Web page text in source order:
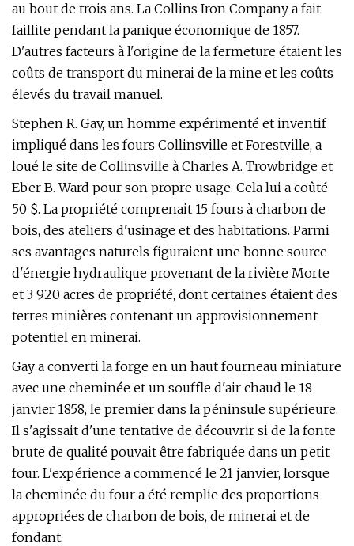
au bout de trois ans. La Collins Iron Company a fait
faillite pendant la panique économique de 1857.
D'autres facteurs à l'origine de la fermeture étaient les
coûts de transport du minerai de la mine et les coûts
élevés du travail manuel.
Stephen R. Gay, un homme expérimenté et inventif
impliqué dans les fours Collinsville et Forestville, a
loué le site de Collinsville à Charles A. Trowbridge et
Eber B. Ward pour son propre usage. Cela lui a coûté
50 $. La propriété comprenait 15 fours à charbon de
bois, des ateliers d'usinage et des habitations. Parmi
ses avantages naturels figuraient une bonne source
d'énergie hydraulique provenant de la rivière Morte
et 3 920 acres de propriété, dont certaines étaient des
terres minières contenant un approvisionnement
potentiel en minerai.
Gay a converti la forge en un haut fourneau miniature
avec une cheminée et un souffle d'air chaud le 18
janvier 1858, le premier dans la péninsule supérieure.
Il s'agissait d'une tentative de découvrir si de la fonte
brute de qualité pouvait être fabriquée dans un petit
four. L'expérience a commencé le 21 janvier, lorsque
la cheminée du four a été remplie des proportions
appropriées de charbon de bois, de minerai et de
fondant.